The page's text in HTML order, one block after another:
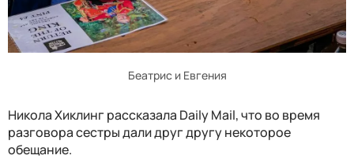
Беатрис и Евгения
Никола Хиклинг рассказала Daily Mail, что во время
разговора сестры дали друг другу некоторое
обещание.